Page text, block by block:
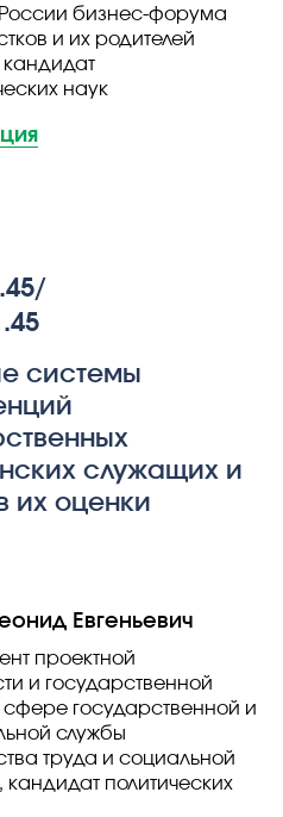
России бизнес-форума
и их родителей
кандидат
наук
системы
служащих и
их оценки
Евгеньевич
проектной
и государственной
сфере государственной и
службы
труда и социальной
политических